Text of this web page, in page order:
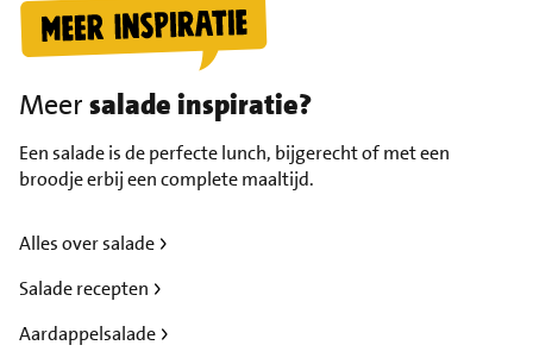
Meersalade inspiratie?
Een salade is de perfecte lunch, bijgerecht of met een
broodje erbij een complete maaltijd.
Alles over salade
Salade recepten
Aardappelsalade